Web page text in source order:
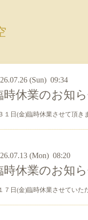
(Sun) 09:34
時休業のお知
１日(金)臨時休業させて頂き
(Mon) 08:20
時休業のお知
７日(金)臨時休業させていた